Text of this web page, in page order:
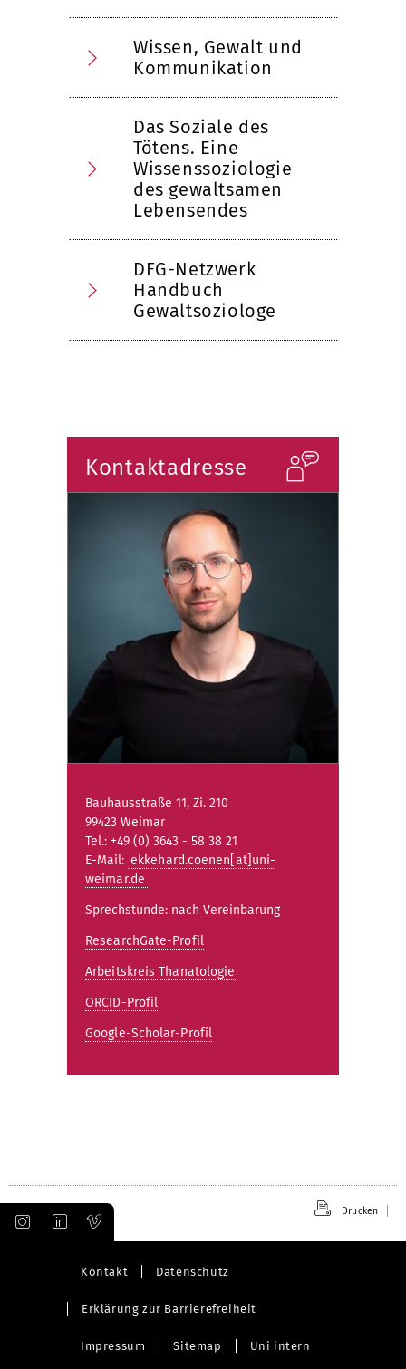
Wissen, Gewalt und
Kommunikation
Das Soziale des
Tötens. Eine
Wissenssoziologie
des gewaltsamen
Lebensendes
DFG-Netzwerk
Handbuch
Gewaltsoziologe
Kontaktadresse
Bauhausstraße 11, Zi. 210
99423 Weimar
Tel.: +49 (0) 3643 - 58 38 21
E-Mail: ekkehard.coenen[at]uni-
weimar.de
Sprechstunde: nach Vereinbarung
ResearchGate-Profil
Arbeitskreis Thanatologie
ORCID-Profil
Google-Scholar-Profil
Drucken
Kontakt Datenschutz
Erklärung zur Barrierefreiheit
Impressum Sitemap Uni intern